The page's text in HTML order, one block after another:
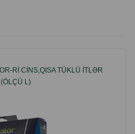
RI CINS,QISA TÜKLÜ ITLƏR
L)